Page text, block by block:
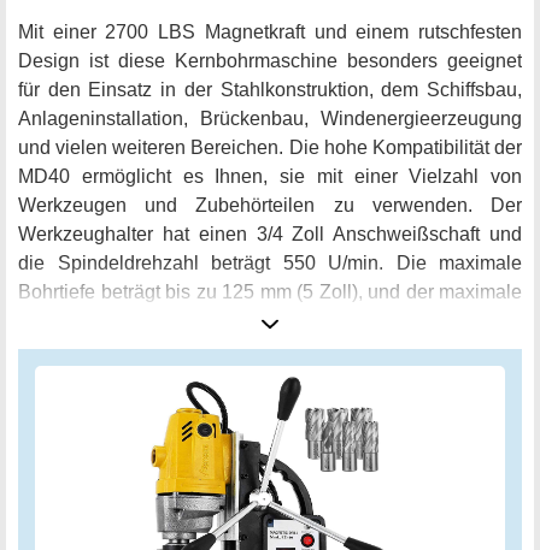
Mit einer 2700 LBS Magnetkraft und einem rutschfesten
Design ist diese Kernbohrmaschine besonders geeignet
für den Einsatz in der Stahlkonstruktion, dem Schiffsbau,
Anlageninstallation, Brückenbau, Windenergieerzeugung
und vielen weiteren Bereichen. Die hohe Kompatibilität der
MD40 ermöglicht es Ihnen, sie mit einer Vielzahl von
Werkzeugen und Zubehörteilen zu verwenden. Der
Werkzeughalter hat einen 3/4 Zoll Anschweißschaft und
die Spindeldrehzahl beträgt 550 U/min. Die maximale
Bohrtiefe beträgt bis zu 125 mm (5 Zoll), und der maximale
Bohrdurchmesser beträgt 40 mm (1-1 / 2 Zoll). Der
Magnetbohrmaschinenmotor ist mit einer starken Leistung
von 1100 W, 240 V und 50 Hz ausgestattet. Dies
ermöglicht eine schnelle und effiziente Bearbeitung von
Materialien. Mit dem mitgelieferten 6 PC 1" HSS-
Ringschneider-Kit können Sie große Löcher bis zu
zehnmal schneller als mit herkömmlichen Bohrern bohren.
Die VEVOR Magnetbohrmaschine SDT MD40 ist tragbar,